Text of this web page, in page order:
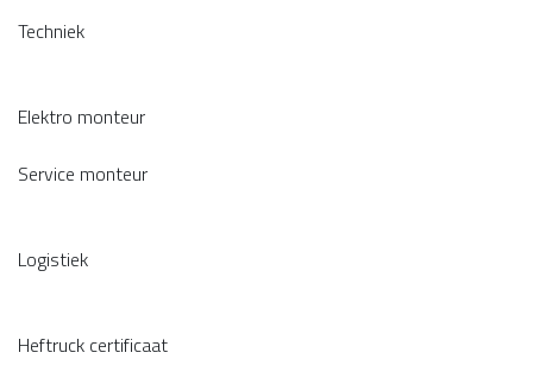
Techniek
Elektro monteur
Service monteur
Logistiek
Heftruck certificaat